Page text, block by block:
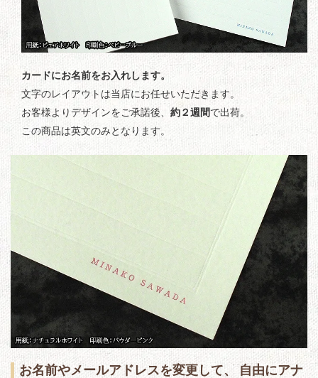
カードにお名前をお入れします。
文字のレイアウトは当店にお任せいただきます。
お客様よりデザインをご承諾後、 約２週間で出荷。
この商品は英文のみとなります。
お名前やメールアドレスを変更して、 自由にアナ